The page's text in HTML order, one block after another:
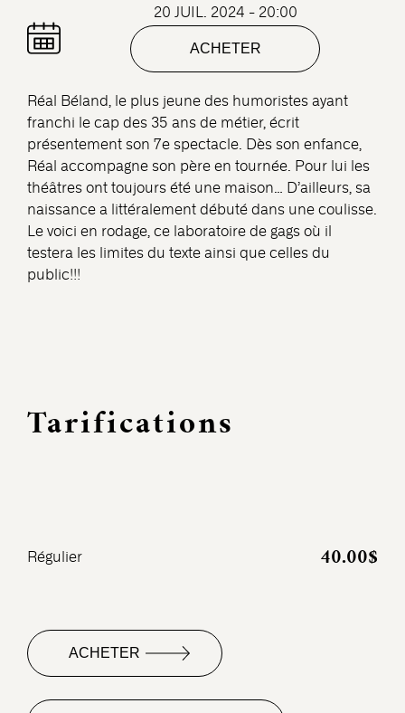
20 JUIL. 2024 - 20:00
ACHETER
Réal Béland, le plus jeune des humoristes ayant
franchi le cap des 35 ans de métier, écrit
présentement son 7e spectacle. Dès son enfance,
Réal accompagne son père en tournée. Pour lui les
théâtres ont toujours été une maison… D’ailleurs, sa
naissance a littéralement débuté dans une coulisse.
Le voici en rodage, ce laboratoire de gags où il
testera les limites du texte ainsi que celles du
public!!!
Tarifications
Régulier 40.00$
ACHETER